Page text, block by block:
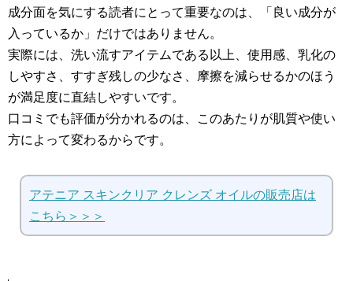
成分面を気にする読者にとって重要なのは、「良い成分が
入っているか」だけではありません。
実際には、洗い流すアイテムである以上、使用感、乳化の
しやすさ、すすぎ残しの少なさ、摩擦を減らせるかのほう
が満足度に直結しやすいです。
口コミでも評価が分かれるのは、このあたりが肌質や使い
方によって変わるからです。
アテニア スキンクリア クレンズ オイルの販売店は
こちら＞＞＞